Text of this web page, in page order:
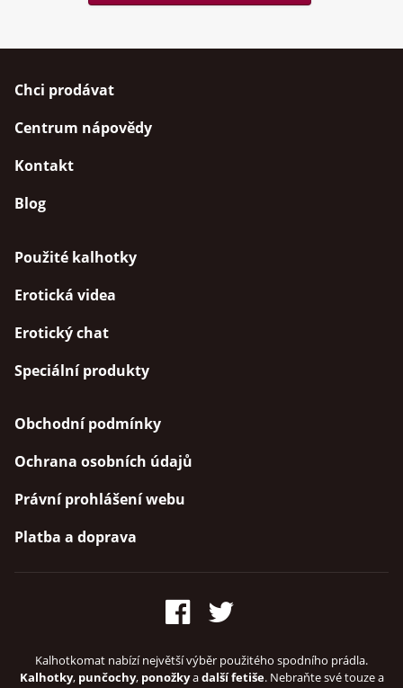
Chci prodávat
Centrum nápovědy
Kontakt
Blog
Použité kalhotky
Erotická videa
Erotický chat
Speciální produkty
Obchodní podmínky
Ochrana osobních údajů
Právní prohlášení webu
Platba a doprava
Kalhotkomat nabízí největší výběr použitého spodního prádla.
Kalhotky, punčochy, ponožkyadalší fetiše. Nebraňte své touze a